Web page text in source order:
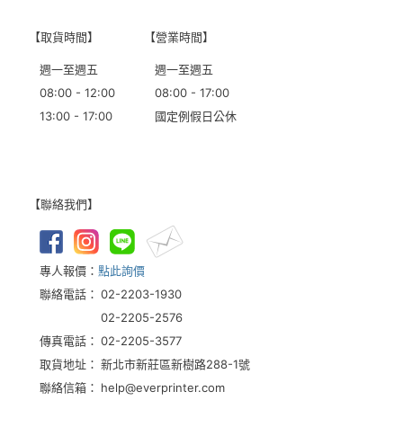
【取貨時間】
週一至週五
08:00 - 12:00
13:00 - 17:00
【營業時間】
週一至週五
08:00 - 17:00
國定例假日公休
【聯絡我們】
專人報價： 點此詢價
聯絡電話： 02-2203-1930
02-2205-2576
傳真電話： 02-2205-3577
取貨地址： 新北市新莊區新樹路288-1號
聯絡信箱： help@everprinter.com